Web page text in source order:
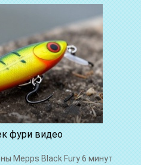
фури видео
Mepps Black Fury 6 минут